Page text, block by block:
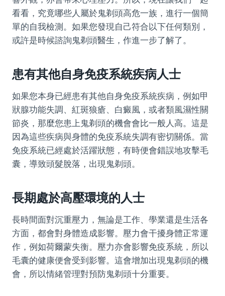
看看，究竟哪些人屬於鬼剃頭高危一族，進行一個簡
單的自我檢測。如果您發現自己符合以下任何類別，
或許是時候諮詢鬼剃頭醫生，作進一步了解了。
患有其他自身免疫系統疾病人士
如果您本身已經患有其他自身免疫系統疾病，例如甲
狀腺功能失調、紅斑狼瘡、白癜風，或者類風濕性關
節炎，那麼您患上鬼剃頭的機會會比一般人高。這是
因為這些疾病與身體的免疫系統失調有密切關係。當
免疫系統已經處於活躍狀態，有時便會錯誤地攻擊毛
囊，導致頭髮脫落，出現鬼剃頭。
長期處於高壓環境的人士
長時間面對沉重壓力，無論是工作、學業還是生活各
方面，都會對身體造成影響。壓力會干擾身體正常運
作，例如荷爾蒙失衡。壓力亦會影響免疫系統，所以
毛囊的健康便會受到影響。這會增加出現鬼剃頭的機
會，所以情緒管理對預防鬼剃頭十分重要。